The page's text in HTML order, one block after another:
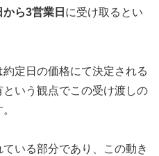
ら3営業日 に受け取るとい
定日の価格にて決定される
いう観点でこの受け渡しの
いる部分であり、この動き